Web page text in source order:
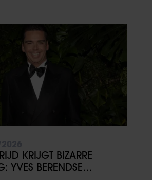
KRIJGT BIZARRE
YVES BERENDSE